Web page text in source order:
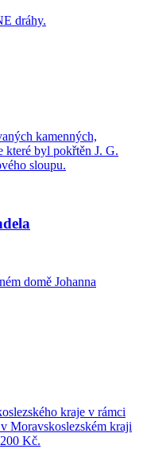
dráhy.
kamenných,
které byl pokřtěn J. G.
sloupu.
domě Johanna
kraje v rámci
Moravskoslezském kraji
Kč.